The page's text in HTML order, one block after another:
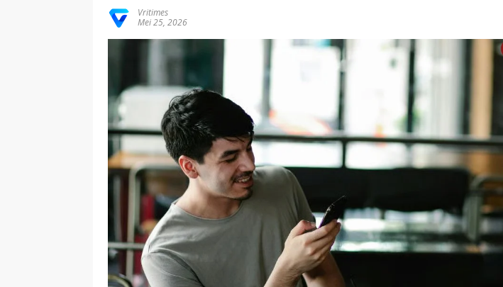
Vritimes
Mei 25, 2026